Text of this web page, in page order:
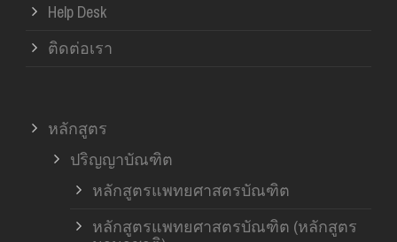
Help Desk
ติดต่อเรา
หลักสูตร
ปริญญาบัณฑิต
หลักสูตรแพทยศาสตรบัณฑิต
หลักสูตรแพทยศาสตรบัณฑิต (หลักสูตร